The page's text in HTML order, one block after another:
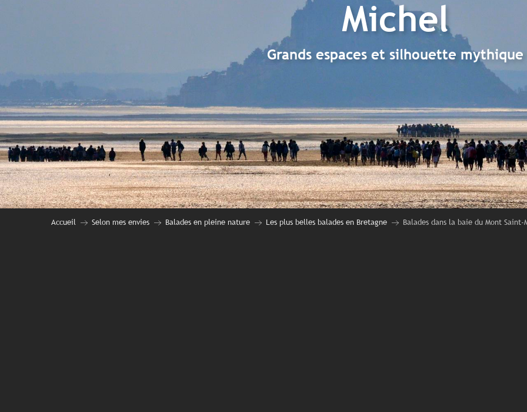
Michel
Grands espaces et silhouette mythique
Accueil Selon mes envies Balades en pleine nature Les plus belles balades en Bretagne Balades dans la baie du Mont Saint-